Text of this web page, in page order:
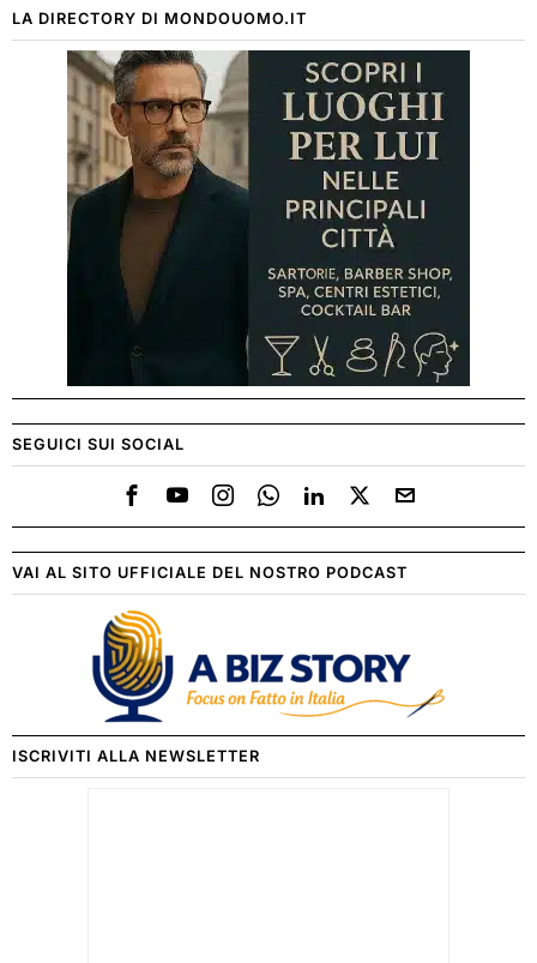
LA DIRECTORY DI MONDOUOMO.IT
SEGUICI SUI SOCIAL
VAI AL SITO UFFICIALE DEL NOSTRO PODCAST
ISCRIVITI ALLA NEWSLETTER